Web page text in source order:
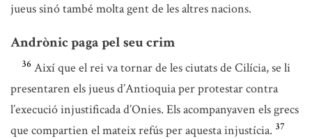
jueus sinó també molta gent de les altres nacions.
Andrònic paga pel seu crim
36 Així que el rei va tornar de les ciutats de Cilícia, se li
presentaren els jueus d’Antioquia per protestar contra
l’execució injustificada d’Onies. Els acompanyaven els grecs
que compartien el mateix refús per aquesta injustícia. 37